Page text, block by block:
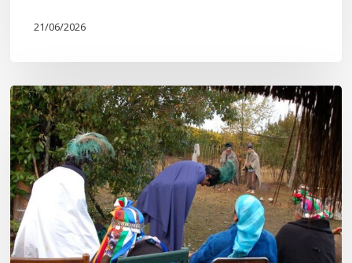
21/06/2026
Conmemoración
del
Wiñoy
Tripantü
y
la
Sociedad